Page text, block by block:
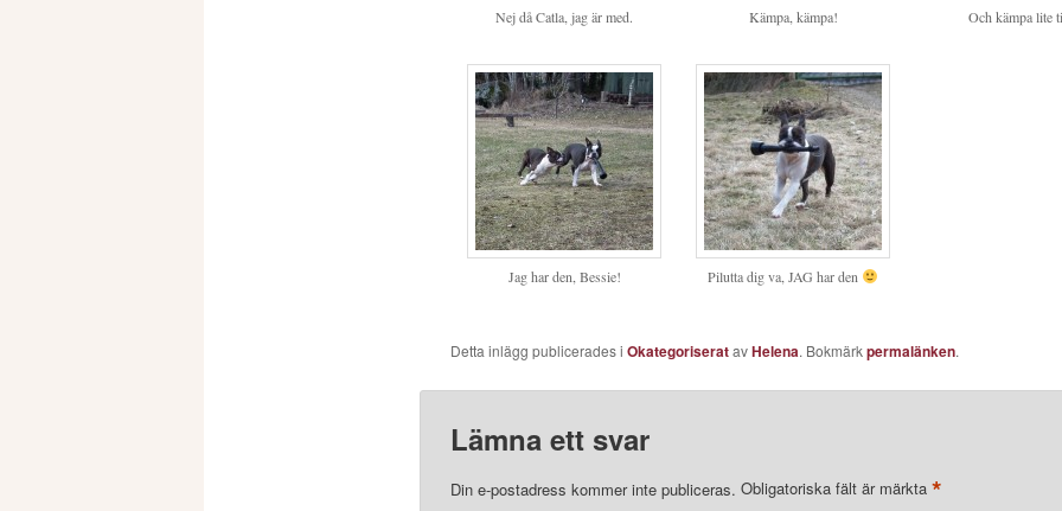
Nej då Catla, jag är med. Kämpa, kämpa! Och kämpa lite
Jag har den, Bessie! Pilutta dig va, JAG har den
Detta inlägg publicerades i OkategoriseratavHelena. Bokmärkpermalänken.
Lämna ett svar
Din e-postadress kommer inte publiceras. Obligatoriska fält är märkta *